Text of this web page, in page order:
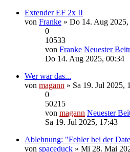
Extender EF 2x II
von Franke » Do 14. Aug
0
10533
von Franke Neuester
Do 14. Aug 2025, 00:34
Wer war das...
von magann » Sa 19. Jul 2025,
0
50215
von magann Neuester
Sa 19. Jul 2025, 17:43
Ablehnung: "Fehler bei der
von spaceduck » Mi 28. Mai